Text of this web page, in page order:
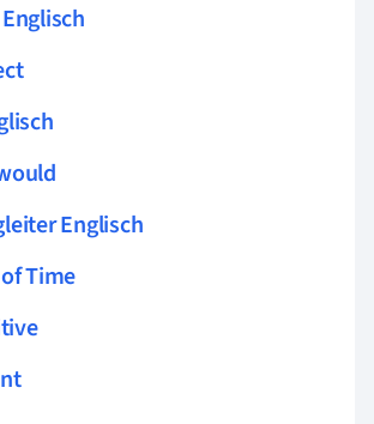
Englisch
Time